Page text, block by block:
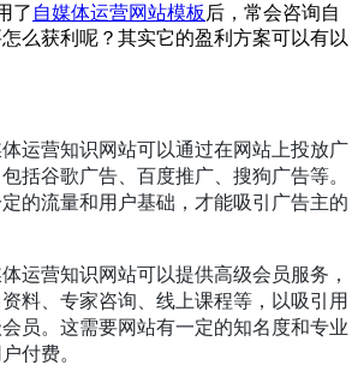
了 自媒体运营网站模板 后，常会咨询自
么获利呢？其实它的盈利方案可以有以
运营知识网站可以通过在网站上投放广
括谷歌广告、百度推广、搜狗广告等。
的流量和用户基础，才能吸引广告主的
运营知识网站可以提供高级会员服务，
料、专家咨询、线上课程等，以吸引用
员。这需要网站有一定的知名度和专业
付费。